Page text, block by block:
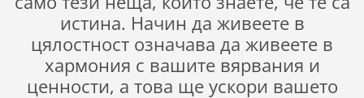
истина. Начин да живеете в
цялостност означава да живеете в
хармония с вашите вярвания и
ценности, а това ще ускори вашето